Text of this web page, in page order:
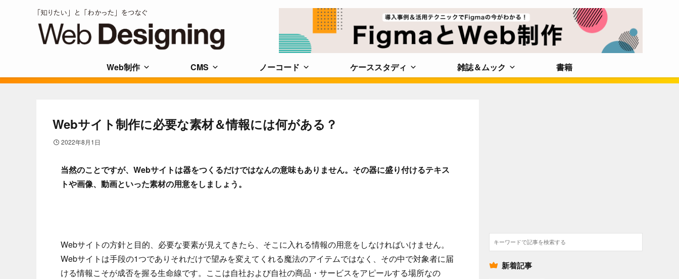
Web制作 CMS ノーコード ケーススタディ 雑誌＆ムック 書籍
Webサイト制作に必要な素材＆情報には何がある？
2022年8月1日
当然のことですが、Webサイトは器をつくるだけではなんの意味もありません。その器に盛り付けるテキス
トや画像、動画といった素材の用意をしましょう。
Webサイトの方針と目的、必要な要素が見えてきたら、そこに入れる情報の用意をしなければいけません。
Webサイトは手段の1つでありそれだけで望みを変えてくれる魔法のアイテムではなく、その中で対象者に届
ける情報こそが成否を握る生命線です。ここは自社および自社の商品・サービスをアピールする場所なの
検
索
新着記事